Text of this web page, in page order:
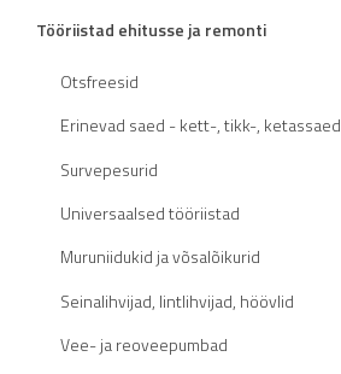
Tööriistad ehitusse ja remonti
Otsfreesid
Erinevad saed - kett-, tikk-, ketassaed
Survepesurid
Universaalsed tööriistad
Muruniidukid ja võsalõikurid
Seinalihvijad, lintlihvijad, höövlid
Vee- ja reoveepumbad